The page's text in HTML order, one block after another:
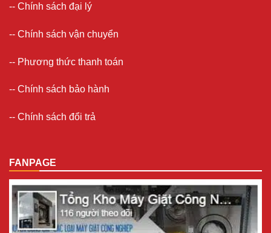
-- Chính sách đại lý
-- Chính sách vận chuyển
-- Phương thức thanh toán
-- Chính sách bảo hành
-- Chính sách đổi trả
FANPAGE